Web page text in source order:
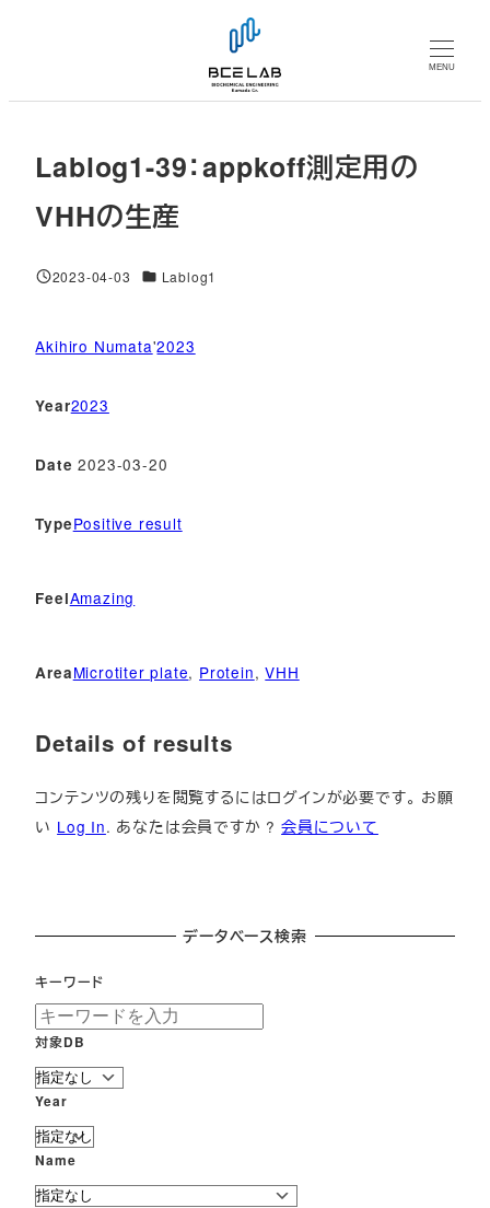
MENU
Lablog1-39：appkoff測定用の
VHHの生産
投稿日
2023-04-03 対象DBLablog1
Akihiro Numata'2023
Year2023
Date 2023-03-20
TypePositive result
FeelAmazing
AreaMicrotiter plate, Protein, VHH
Details of results
コンテンツの残りを閲覧するにはログインが必要です。 お願
い Log In. あなたは会員ですか ?会員について
データベース検索
キーワード
対象DB
Year
Name